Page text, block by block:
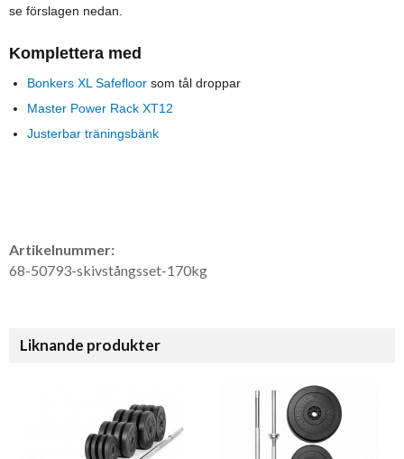
se förslagen nedan.
Komplettera med
Bonkers XL Safefloor som tål droppar
Master Power Rack XT12
Justerbar träningsbänk
Artikelnummer:
68-50793-skivstångsset-170kg
Liknande produkter